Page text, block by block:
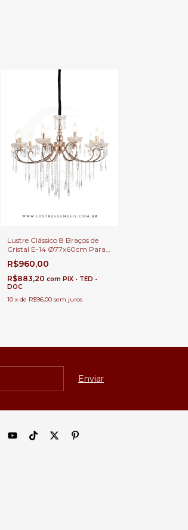
Lustre Clássico 8 Braços de
Cristal E-14 Ø77x60cm Para
Pé Direito Duplo e Sala de
Jantar
R$960,00
R$883,20 com PIX • TED •
DOC
10 x de R$96,00 sem juros